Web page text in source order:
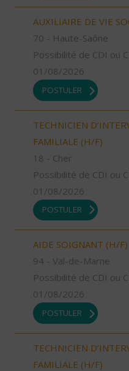
AUXILIAIRE DE VIE
70 - Haute-Saône
Possibilité de CDI ou
01/08/2026
POSTULER
TECHNICIEN
FAMILIALE (H/F)
18 - Cher
Possibilité de CDI ou
01/08/2026
POSTULER
AIDE SOIGNANT (H/F)
94 - Val-de-Marne
Possibilité de CDI ou
01/08/2026
POSTULER
TECHNICIEN
FAMILIALE (H/F)